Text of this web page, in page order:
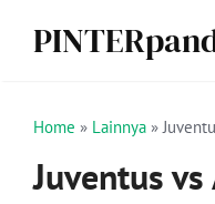
Home » Lainnya »
Juventus